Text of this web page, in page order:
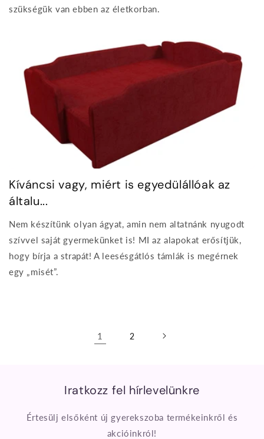
szükségük van ebben az életkorban.
Kíváncsi vagy, miért is egyedülállóak az
általu...
Nem készítünk olyan ágyat, amin nem altatnánk nyugodt
szívvel saját gyermekünket is! MI az alapokat erősítjük,
hogy bírja a strapát! A leesésgátlós támlák is megérnek
egy „misét”.
1 2
Iratkozz fel hírlevelünkre
Értesülj elsőként új gyerekszoba termékeinkről és
akcióinkról!